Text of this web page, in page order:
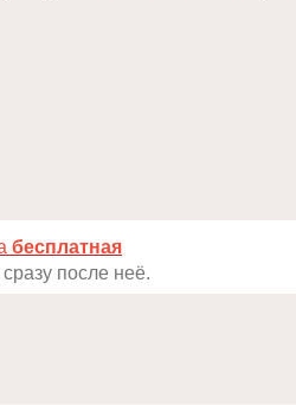
бесплатная
после неё.